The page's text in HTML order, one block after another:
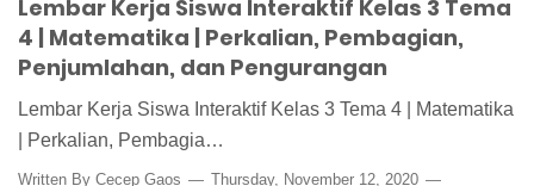
Lembar Kerja Siswa Interaktif Kelas 3 Tema
4 | Matematika | Perkalian, Pembagian,
Penjumlahan, dan Pengurangan
Lembar Kerja Siswa Interaktif Kelas 3 Tema 4 | Matematika
| Perkalian, Pembagia…
Written By Cecep Gaos
Thursday, November 12, 2020